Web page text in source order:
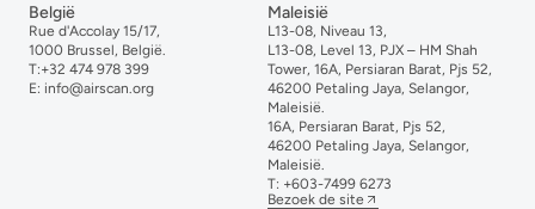
België
Rue d'Accolay 15/17,
1000 Brussel, België.
T:+32 474 978 399
E: info@airscan.org
Maleisië
L13-08, Niveau 13,
L13-08, Level 13, PJX – HM Shah
Tower, 16A, Persiaran Barat, Pjs 52,
46200 Petaling Jaya, Selangor,
Maleisië.
16A, Persiaran Barat, Pjs 52,
46200 Petaling Jaya, Selangor,
Maleisië.
T: +603-7499 6273
Bezoek de site